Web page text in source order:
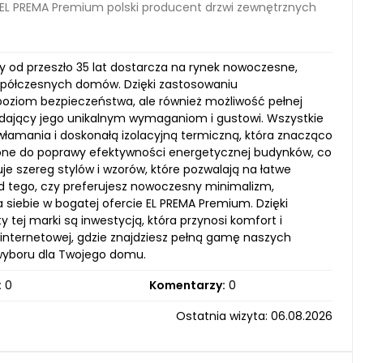
EL PREMA Premium polski producent drzwi zewnętrznych
od przeszło 35 lat dostarcza na rynek nowoczesne,
domów. Dzięki zastosowaniu
bezpieczeństwa, ale również możliwość pełnej
jego unikalnym wymaganiom i gustowi. Wszystkie
i doskonałą izolacyjną termiczną, która znacząco
do poprawy efektywności energetycznej budynków, co
szereg stylów i wzorów, które pozwalają na łatwe
tego, czy preferujesz nowoczesny minimalizm,
w bogatej ofercie EL PREMA Premium. Dzięki
tej marki są inwestycją, która przynosi komfort i
gdzie znajdziesz pełną gamę naszych
dla Twojego domu.
0 Komentarzy: 0
Ostatnia wizyta: 06.08.2026